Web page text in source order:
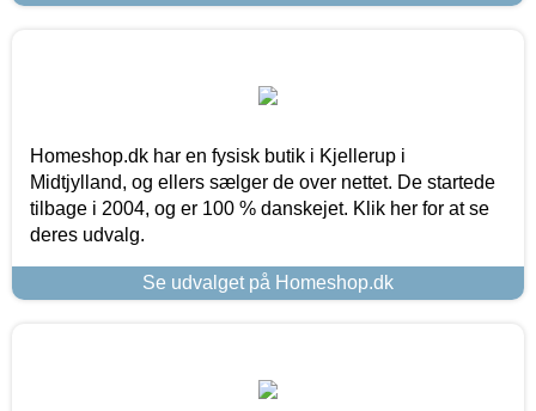
Homeshop.dk har en fysisk butik i Kjellerup i
Midtjylland, og ellers sælger de over nettet. De startede
tilbage i 2004, og er 100 % danskejet. Klik her for at se
deres udvalg.
Se udvalget på Homeshop.dk